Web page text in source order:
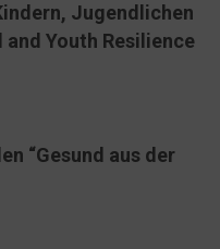
Jugendlichen
Youth Resilience
“Gesund aus der